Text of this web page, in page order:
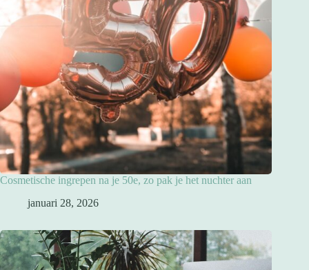
Cosmetische ingrepen na je 50e, zo pak je het nuchter aan
januari 28, 2026